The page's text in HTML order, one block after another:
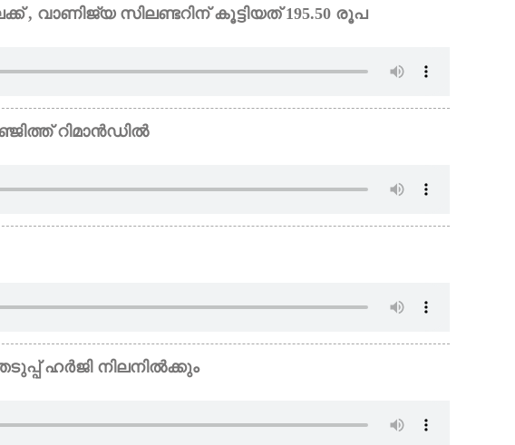
, വാണിജ്യ സിലണ്ടറിന് കൂട്ടിയത് 195.50 രൂപ
റിമാൻഡിൽ
ഹർജി നിലനിൽക്കും